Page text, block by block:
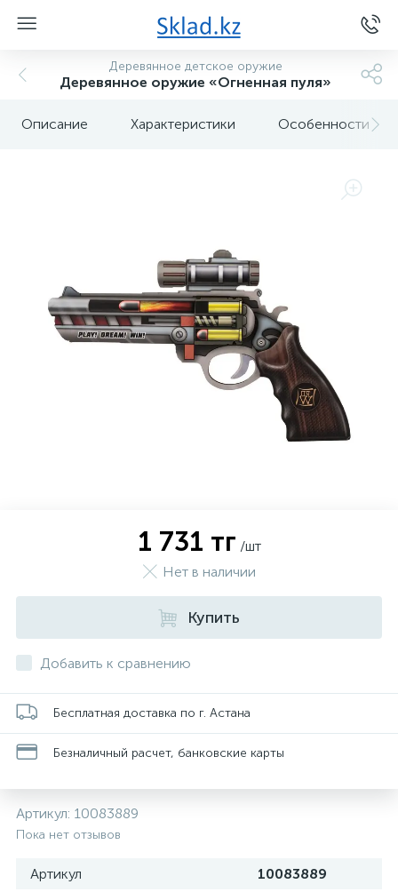
Деревянное детское оружие
Деревянное оружие «Огненная пуля»
Описание Характеристики Особенности
1 731 тг /шт
Нет в наличии
Купить
Добавить к сравнению
Бесплатная доставка по г. Астана
Безналичный расчет, банковские карты
Артикул: 10083889
Пока нет отзывов
Артикул
10083889